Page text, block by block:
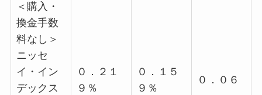
＜購入・
換金手数
料なし＞
ニッセ
イ・イン
デックス
０．２１
９％
０．１５
９％
０．０６